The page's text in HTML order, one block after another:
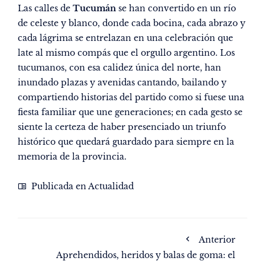
Las calles de Tucumán se han convertido en un río
de celeste y blanco, donde cada bocina, cada abrazo y
cada lágrima se entrelazan en una celebración que
late al mismo compás que el orgullo argentino. Los
tucumanos, con esa calidez única del norte, han
inundado plazas y avenidas cantando, bailando y
compartiendo historias del partido como si fuese una
fiesta familiar que une generaciones; en cada gesto se
siente la certeza de haber presenciado un triunfo
histórico que quedará guardado para siempre en la
memoria de la provincia.
Publicada enActualidad
Anterior
Aprehendidos, heridos y balas de goma: el